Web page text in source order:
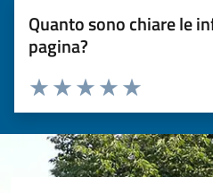
Quanto sono chiare le
pagina?
Valuta 5 stelle
Valuta 4 stelle su 5
Valuta 3 stelle su 5
Valuta 2 stelle su 5
Valuta 1 stelle su 5